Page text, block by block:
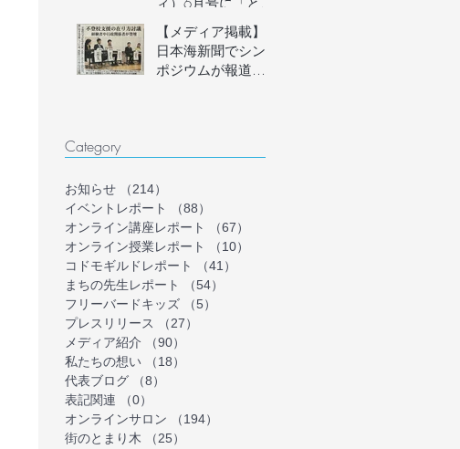
メント予防講座」
を6月20日(土)にオ
ンライン開催。フ
ィ）6月号に「とま
り木オンライン」
を掲載いただきま
した！
【メディア掲載】
日本海新聞でシン
ポジウムが報道さ
Category
お知らせ （214）
イベントレポート
（88）
オンライン講座レポート
（67）
オンライン授業レポート
（10）
コドモギルドレポート
（41）
まちの先生レポート
（54）
フリーバードキッズ
（5）
プレスリリース
（27）
メディア紹介
（90）
私たちの想い
（18）
代表ブログ
（8）
表記関連
（0）
オンラインサロン
（194）
街のとまり木
（25）